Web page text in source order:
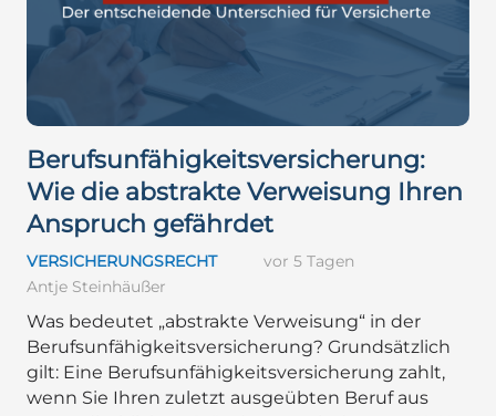
Berufsunfähigkeitsversicherung:
Wie die abstrakte Verweisung Ihren
Anspruch gefährdet
VERSICHERUNGSRECHT
vor 5 Tagen
Antje Steinhäußer
Was bedeutet „abstrakte Verweisung“ in der
Berufsunfähigkeitsversicherung? Grundsätzlich
gilt: Eine Berufsunfähigkeitsversicherung zahlt,
wenn Sie Ihren zuletzt ausgeübten Beruf aus